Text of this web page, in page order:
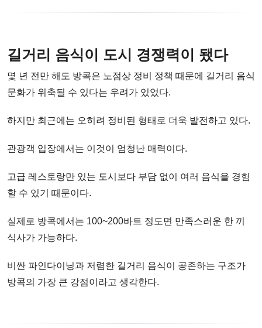
길거리 음식이 도시 경쟁력이 됐다
몇 년 전만 해도 방콕은 노점상 정비 정책 때문에 길거리 음식
문화가 위축될 수 있다는 우려가 있었다.
하지만 최근에는 오히려 정비된 형태로 더욱 발전하고 있다.
관광객 입장에서는 이것이 엄청난 매력이다.
고급 레스토랑만 있는 도시보다 부담 없이 여러 음식을 경험
할 수 있기 때문이다.
실제로 방콕에서는 100~200바트 정도면 만족스러운 한 끼
식사가 가능하다.
비싼 파인다이닝과 저렴한 길거리 음식이 공존하는 구조가
방콕의 가장 큰 강점이라고 생각한다.